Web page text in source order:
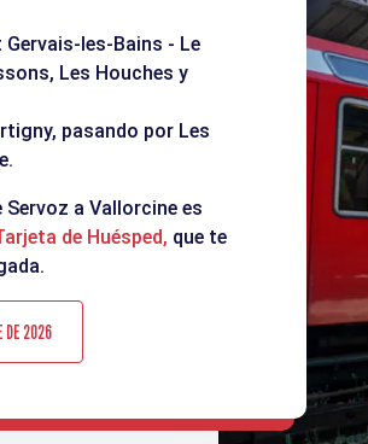
les-Bains - Le
Les Houches y
pasando por Les
Servoz a Vallorcine es
de Huésped, que te
DE 2026